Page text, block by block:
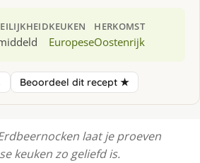
KEUKEN
Europese
HERKOMST
Oostenrijk
Beoordeel dit recept ★
laat je proeven
keuken zo geliefd is.